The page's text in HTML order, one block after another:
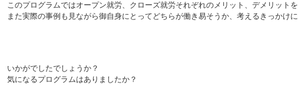
このプログラムではオープン就労、クローズ就労それぞれのメリット、デメリット
また実際の事例も見ながら御自身にとってどちらが働き易そうか、考えるきっかけに
いかがでしたでしょうか？
気になるプログラムはありましたか？